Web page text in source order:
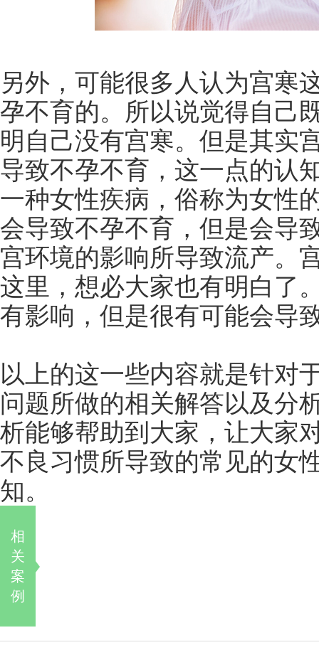
另外，可能很多人认为宫寒
孕不育的。所以说觉得自己
明自己没有宫寒。但是其实
导致不孕不育，这一点的认
一种女性疾病，俗称为女性
会导致不孕不育，但是会导
宫环境的影响所导致流产。
这里，想必大家也有明白了
有影响，但是很有可能会导
以上的这一些内容就是针对
问题所做的相关解答以及分
析能够帮助到大家，让大家
不良习惯所导致的常见的女
知。
相
关
案
例